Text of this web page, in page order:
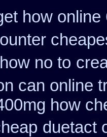
how online
no to
can online
how
duetact